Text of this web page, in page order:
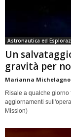
Astronautica ed
Un
gravità per
Marianna
Risale a qualche giorno
aggiornamenti
Mission)